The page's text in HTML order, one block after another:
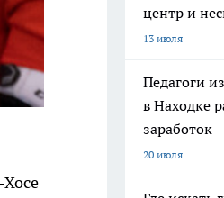
центр и
13 июля
Педагоги
в Находке
заработок
20 июля